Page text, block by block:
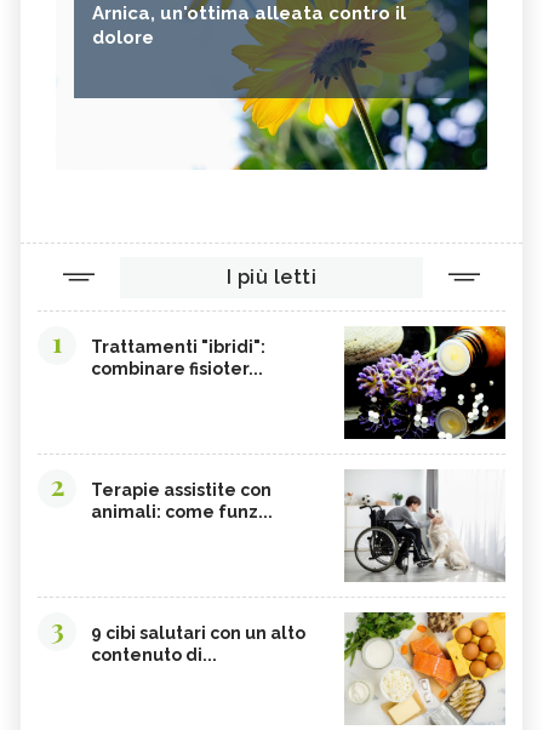
Arnica, un'ottima alleata contro il
dolore
I più letti
1
Trattamenti "ibridi":
combinare fisioter...
2
Terapie assistite con
animali: come funz...
3
9 cibi salutari con un alto
contenuto di...